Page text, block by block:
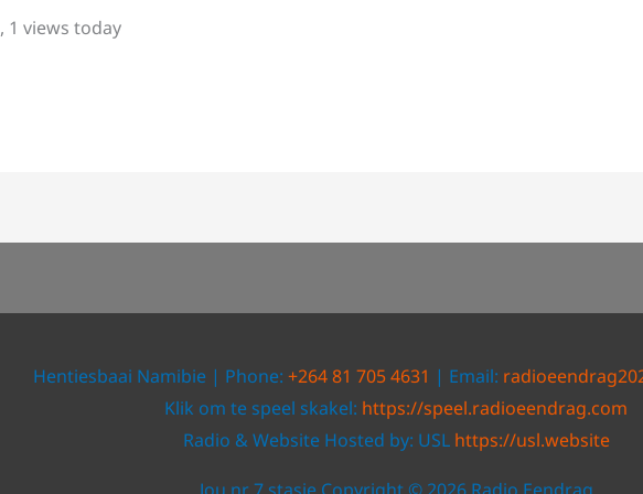
, 1 views today
Hentiesbaai Namibie | Phone: +264 81 705 4631 | Email:
Klik om te speel skakel: https://speel.radioeendrag.com
Radio & Website Hosted by: USL https://usl.website